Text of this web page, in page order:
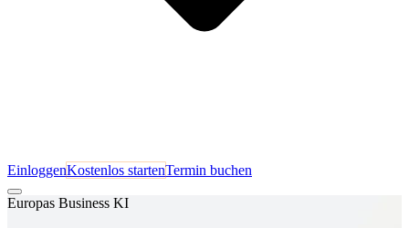
EinloggenKostenlos startenTermin buchen
Europas Business KI